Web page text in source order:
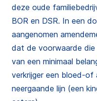
deze oude
BOR en DSR. In een
aangenomen
dat de voorwaarde
van een minimaal
verkrijger een bloed-of
neergaande lijn (een